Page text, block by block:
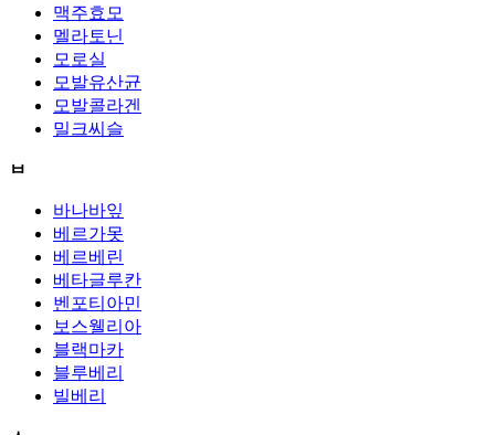
맥주효모
멜라토닌
모로실
모발유산균
모발콜라겐
밀크씨슬
ㅂ
바나바잎
베르가못
베르베린
베타글루칸
벤포티아민
보스웰리아
블랙마카
블루베리
빌베리